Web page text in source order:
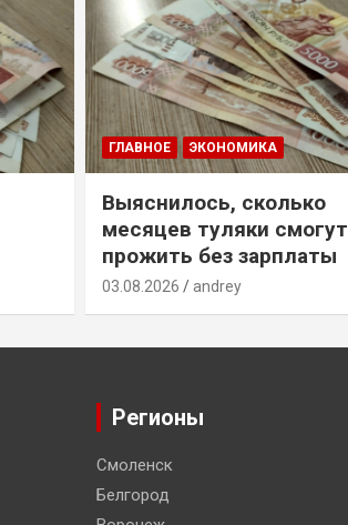
ГЛАВНОЕ ЭКОНОМИКА
Выяснилось, сколько
месяцев туляки смогут
прожить без зарплаты
03.08.2026 andrey
Регионы
Смоленск
Белгород